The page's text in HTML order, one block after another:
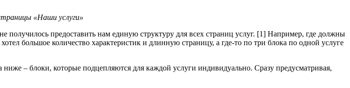
«Наши услуги»
предоставить нам единую структуру для всех страниц услуг. [1] Например, где должны
большое количество характеристик и длинную страницу, а где-то по три блока по одной услуге
– блоки, которые подцепляются для каждой услуги индивидуально. Сразу предусматривая,